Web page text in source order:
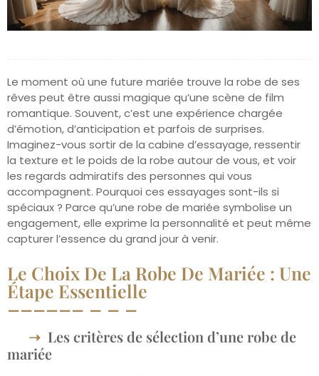
Le moment où une future mariée trouve la robe de ses
rêves peut être aussi magique qu’une scène de film
romantique. Souvent, c’est une expérience chargée
d’émotion, d’anticipation et parfois de surprises.
Imaginez-vous sortir de la cabine d’essayage, ressentir
la texture et le poids de la robe autour de vous, et voir
les regards admiratifs des personnes qui vous
accompagnent. Pourquoi ces essayages sont-ils si
spéciaux ? Parce qu’une robe de mariée symbolise un
engagement, elle exprime la personnalité et peut même
capturer l’essence du grand jour à venir.
Le Choix De La Robe De Mariée : Une
Étape Essentielle
Les critères de sélection d’une robe de
mariée